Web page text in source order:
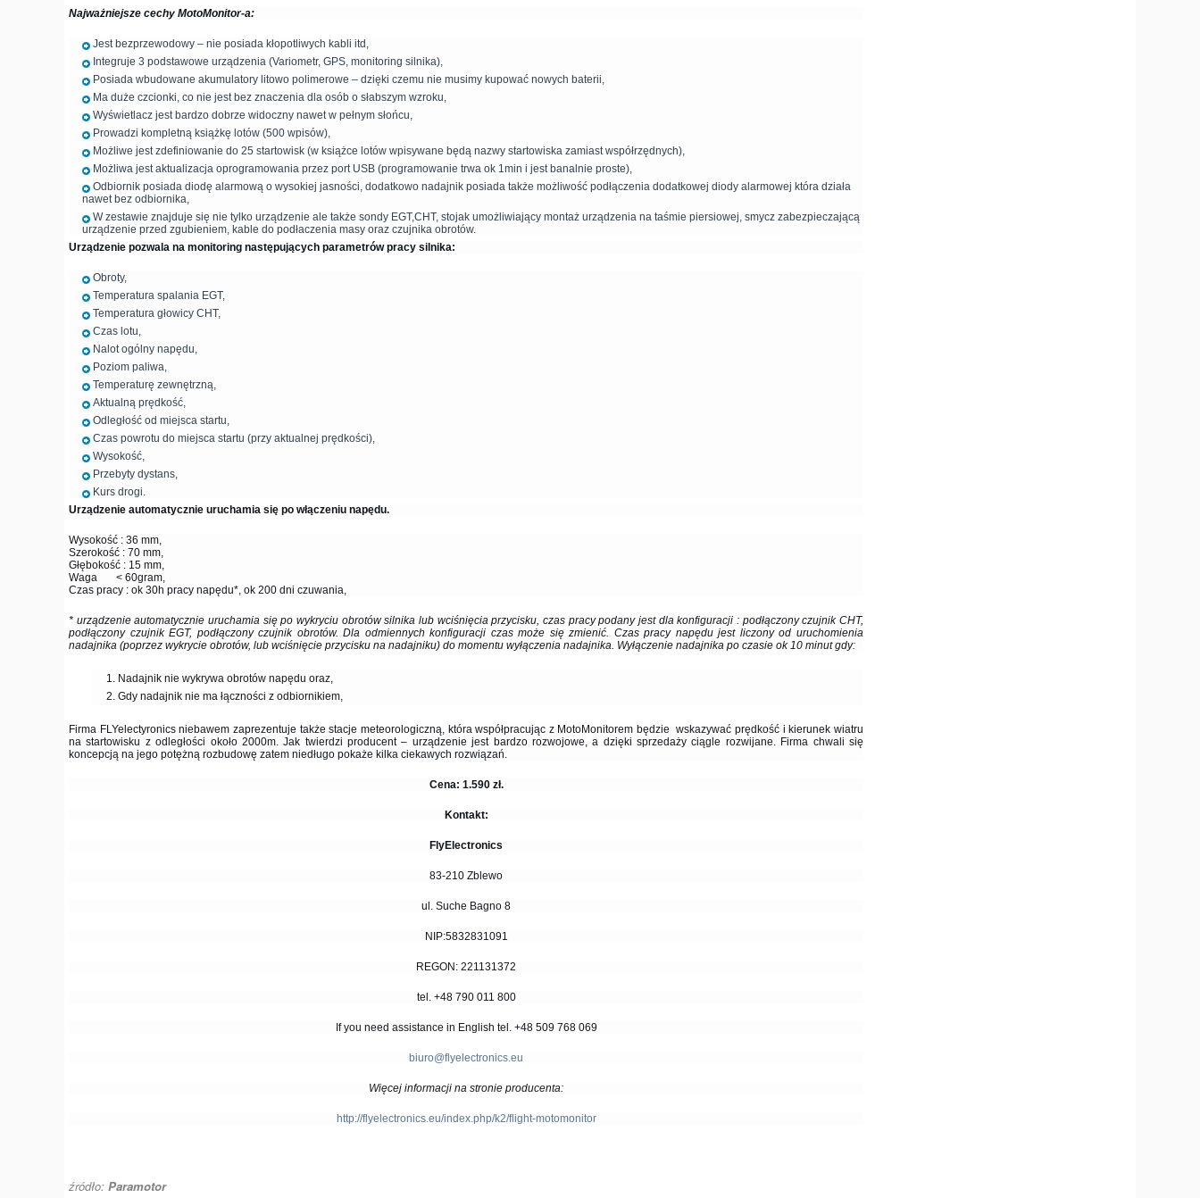
Najważniejsze cechy MotoMonitor-a:
Jest bezprzewodowy – nie posiada kłopotliwych kabli itd,
Integruje 3 podstawowe urządzenia (Variometr, GPS, monitoring silnika),
Posiada wbudowane akumulatory litowo polimerowe – dzięki czemu nie musimy kupować nowych baterii,
Ma duże czcionki, co nie jest bez znaczenia dla osób o słabszym wzroku,
Wyświetlacz jest bardzo dobrze widoczny nawet w pełnym słońcu,
Prowadzi kompletną książkę lotów (500 wpisów),
Możliwe jest zdefiniowanie do 25 startowisk (w książce lotów wpisywane będą nazwy startowiska zamiast współrzędnych),
Możliwa jest aktualizacja oprogramowania przez port USB (programowanie trwa ok 1min i jest banalnie proste),
Odbiornik posiada diodę alarmową o wysokiej jasności, dodatkowo nadajnik posiada także możliwość podłączenia dodatkowej diody alarmowej która działa
nawet bez odbiornika,
W zestawie znajduje się nie tylko urządzenie ale także sondy EGT,CHT, stojak umożliwiający montaż urządzenia na taśmie piersiowej, smycz zabezpieczającą
urządzenie przed zgubieniem, kable do podłaczenia masy oraz czujnika obrotów.
Urządzenie pozwala na monitoring następujących parametrów pracy silnika:
Obroty,
Temperatura spalania EGT,
Temperatura głowicy CHT,
Czas lotu,
Nalot ogólny napędu,
Poziom paliwa,
Temperaturę zewnętrzną,
Aktualną prędkość,
Odległość od miejsca startu,
Czas powrotu do miejsca startu (przy aktualnej prędkości),
Wysokość,
Przebyty dystans,
Kurs drogi.
Urządzenie automatycznie uruchamia się po włączeniu napędu.
Wysokość : 36 mm,
Szerokość : 70 mm,
Głębokość : 15 mm,
Waga < 60gram,
Czas pracy : ok 30h pracy napędu*, ok 200 dni czuwania,
* urządzenie automatycznie uruchamia się po wykryciu obrotów silnika lub wciśnięcia przycisku, czas pracy podany jest dla konfiguracji : podłączony czujnik CHT,
podłączony czujnik EGT, podłączony czujnik obrotów. Dla odmiennych konfiguracji czas może się zmienić. Czas pracy napędu jest liczony od uruchomienia
nadajnika (poprzez wykrycie obrotów, lub wciśnięcie przycisku na nadajniku) do momentu wyłączenia nadajnika. Wyłączenie nadajnika po czasie ok 10 minut gdy:
Nadajnik nie wykrywa obrotów napędu oraz,
Gdy nadajnik nie ma łączności z odbiornikiem,
Firma FLYelectyronics niebawem zaprezentuje także stacje meteorologiczną, która współpracując z MotoMonitorem będzie wskazywać prędkość i kierunek wiatru
na startowisku z odległości około 2000m. Jak twierdzi producent – urządzenie jest bardzo rozwojowe, a dzięki sprzedaży ciągle rozwijane. Firma chwali się
koncepcją na jego potężną rozbudowę zatem niedługo pokaże kilka ciekawych rozwiązań.
Cena: 1.590 zł.
Kontakt:
FlyElectronics
83-210 Zblewo
ul. Suche Bagno 8
NIP:5832831091
REGON: 221131372
tel. +48 790 011 800
If you need assistance in English tel. +48 509 768 069
biuro@flyelectronics.eu
Więcej informacji na stronie producenta:
http://flyelectronics.eu/index.php/k2/flight-motomonitor
źródło: Paramotor